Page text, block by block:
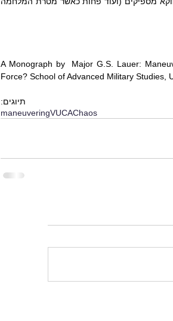
A Monograph by  Major G.S. Lauer:
Force? School of Advanced Military Studies,
תיוגים:
Chaos
VUCA
maneuvering